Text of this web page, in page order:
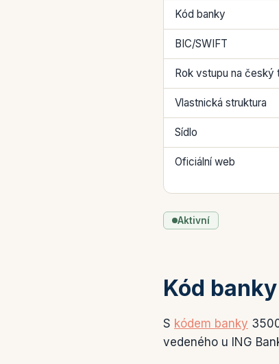
Kód banky
BIC/SWIFT
Rok vstupu na český
Vlastnická struktura
Sídlo
Oficiální web
Aktivní
Kód
S kódem banky
vedeného u ING